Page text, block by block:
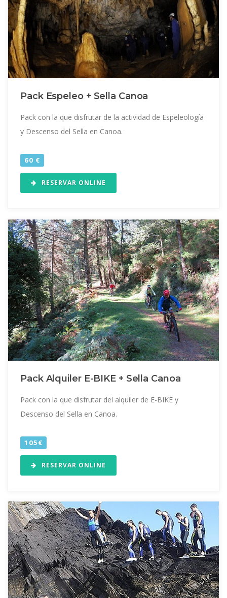
Pack Espeleo + Sella Canoa
Pack con la que disfrutar de la actividad de Espeleología
y Descenso del Sella en Canoa.
60 €
RESERVAR ONLINE
Pack Alquiler E-BIKE + Sella Canoa
Pack con la que disfrutar del alquiler de E-BIKE y
Descenso del Sella en Canoa.
105€
RESERVAR ONLINE